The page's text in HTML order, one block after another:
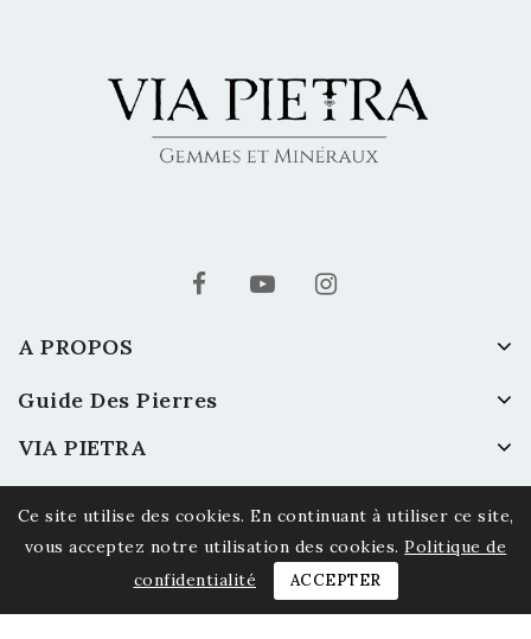
A PROPOS
Guide Des Pierres
VIA PIETRA
Ce site utilise des cookies. En continuant à utiliser ce site,
vous acceptez notre utilisation des cookies. Politique de
confidentialité
ACCEPTER
© 2026 Via Pietra - Gemmes et Minéraux